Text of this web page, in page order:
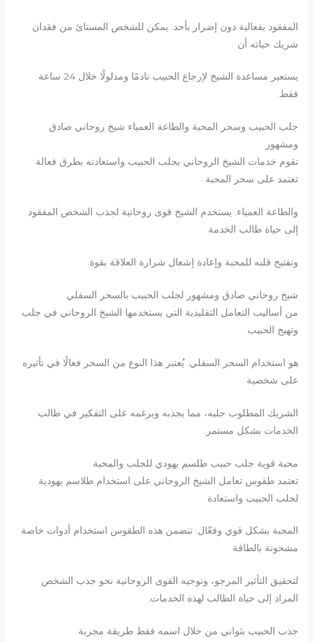
المفقود بفعالية دون إضرار بأحد. يمكن للشخص المستائ من فقدان
شريك حياته أن
يستعير مساعدة الشيخ لإرجاع الحبيب نادمًا ومذلولًا خلال 24 ساعة
فقط.
جلب الحبيب وسحر المحبة والطاعة العمياء شيخ روحاني صادق
ومشهور
تقوم خدمات الشيخ الروحاني بجلب الحبيب واستعادته بطرق فعالة
تعتمد على سحر المحبة
والطاعة العمياء. يستخدم الشيخ قوى روحانية لجذب الشخص المفقود
إلى حياة طالب الخدمة
وتفتيح قلبه للمحبة وإعادة إشعال شرارة العلاقة بقوة.
شيخ روحاني صادق ومشهور لجلب الحبيب بالسحر السفلي
من أساليب التعامل التقليدية التي يستخدمها الشيخ الروحاني في جلب
وتهيج الحبيب
هو استخدام السحر السفلي. يُعتبر هذا النوع من السحر فعالًا في تأثيره
على شخصية
الشريك المطلوب جلبه، مما يجذبه ويرغمه على التفكير في طالب
الخدمات بشكل مستمر.
محبة قوية جلب حبيب طلسم يهودي للجلب والمحبة
تعتمد طقوس تعامل الشيخ الروحاني على استخدام طلاسم يهودية
لجلب الحبيب واستعادة
المحبة بشكل قوي وفعّال. تتضمن هذه الطقوس استخدام أدوات خاصة
مشحونة بالطاقة
لتحقيق التأثير المرجو، وتوجيه القوى الروحانية نحو جذب الشخص
المراد إلى حياة الطالب لهذه الخدمات.
جذب الحبيب بثواني من خلال اسمه فقط طريقة مجربة